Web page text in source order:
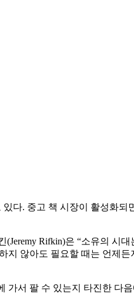
다. 중고 책 시장이 활성화되
Rifkin)은 “소유의 시
않아도 필요할 때는 언제
서 팔 수 있는지 타진한 다